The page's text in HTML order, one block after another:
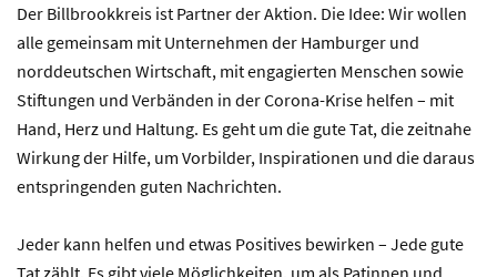
Der Billbrookkreis ist Partner der Aktion. Die Idee: Wir wollen
alle gemeinsam mit Unternehmen der Hamburger und
norddeutschen Wirtschaft, mit engagierten Menschen sowie
Stiftungen und Verbänden in der Corona-Krise helfen – mit
Hand, Herz und Haltung. Es geht um die gute Tat, die zeitnahe
Wirkung der Hilfe, um Vorbilder, Inspirationen und die daraus
entspringenden guten Nachrichten.
Jeder kann helfen und etwas Positives bewirken – Jede gute
Tat zählt. Es gibt viele Möglichkeiten, um als Patinnen und